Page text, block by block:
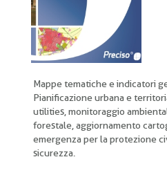
Mappe tematiche e indicatori
Pianificazione urbana e
utilities, monitoraggio
forestale, aggiornamento
emergenza per la protezione
sicurezza.